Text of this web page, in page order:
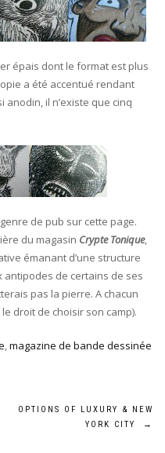
épais dont le format est plus
a été accentué rendant
anodin, il n’existe que cinq
de pub sur cette page.
du magasin Crypte Tonique,
émanant d’une structure
de certains de ses
pas la pierre. A chacun
droit de choisir son camp).
,magazine de bande dessinée
OPTIONS OF LUXURY & NEW
YORK CITY
→